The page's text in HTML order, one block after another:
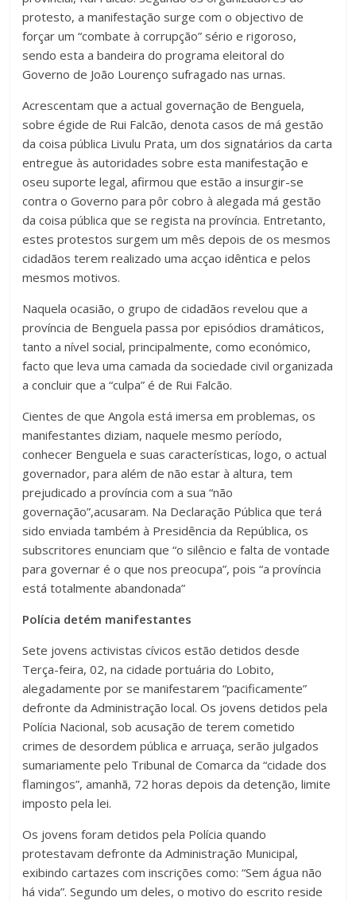
protesto, a manifestação surge com o objectivo de
forçar um “combate à corrupção” sério e rigoroso,
sendo esta a bandeira do programa eleitoral do
Governo de João Lourenço sufragado nas urnas.
Acrescentam que a actual governação de Benguela,
sobre égide de Rui Falcão, denota casos de má gestão
da coisa pública Livulu Prata, um dos signatários da carta
entregue às autoridades sobre esta manifestação e
oseu suporte legal, afirmou que estão a insurgir-se
contra o Governo para pôr cobro à alegada má gestão
da coisa pública que se regista na província. Entretanto,
estes protestos surgem um mês depois de os mesmos
cidadãos terem realizado uma acçao idêntica e pelos
mesmos motivos.
Naquela ocasião, o grupo de cidadãos revelou que a
província de Benguela passa por episódios dramáticos,
tanto a nível social, principalmente, como económico,
facto que leva uma camada da sociedade civil organizada
a concluir que a “culpa” é de Rui Falcão.
Cientes de que Angola está imersa em problemas, os
manifestantes diziam, naquele mesmo período,
conhecer Benguela e suas características, logo, o actual
governador, para além de não estar à altura, tem
prejudicado a província com a sua “não
governação”,acusaram. Na Declaração Pública que terá
sido enviada também à Presidência da República, os
subscritores enunciam que “o silêncio e falta de vontade
para governar é o que nos preocupa”, pois “a província
está totalmente abandonada”
Polícia detém manifestantes
Sete jovens activistas cívicos estão detidos desde
Terça-feira, 02, na cidade portuária do Lobito,
alegadamente por se manifestarem “pacificamente”
defronte da Administração local. Os jovens detidos pela
Polícia Nacional, sob acusação de terem cometido
crimes de desordem pública e arruaça, serão julgados
sumariamente pelo Tribunal de Comarca da “cidade dos
flamingos”, amanhã, 72 horas depois da detenção, limite
imposto pela lei.
Os jovens foram detidos pela Polícia quando
protestavam defronte da Administração Municipal,
exibindo cartazes com inscrições como: “Sem água não
há vida”. Segundo um deles, o motivo do escrito reside